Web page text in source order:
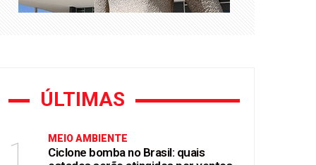
ÚLTIMAS
1 MEIO AMBIENTE
Ciclone bomba no Brasil: quais